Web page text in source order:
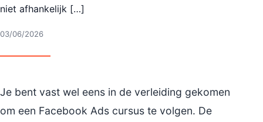
niet afhankelijk […]
03/06/2026
Je bent vast wel eens in de verleiding gekomen
om een Facebook Ads cursus te volgen. De